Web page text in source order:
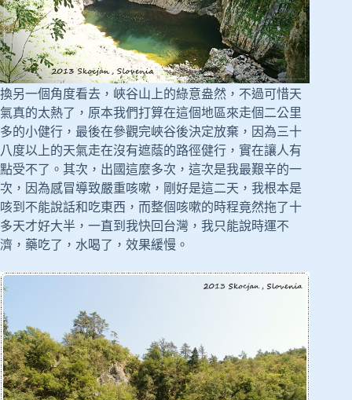
換另一個角度看去，峽谷山上的綠意盎然，不過可惜天
氣真的太熱了，原本我們打算在這個地區來走個二公里
多的小健行，最後在參觀完峽谷後決定放棄，因為三十
八度以上的天氣走在沒有遮蔭的路徑健行，實在讓人有
點受不了。其次，出國這麼多次，這次是我最艱辛的一
次，因為感冒導致嚴重咳嗽，剛好是這二天，我根本是
咳到不能說話和吃東西，而整個咳嗽的時程竟然拖了十
多天才好大半，一直到我快回台灣，我只能說時運不
濟，藥吃了，水喝了，效果緩慢。